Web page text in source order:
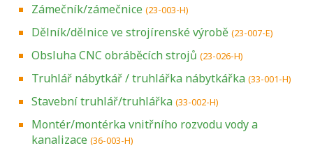
Zámečník/zámečnice (23-003-H)
Dělník/dělnice ve strojírenské výrobě (23-007-E)
Obsluha CNC obráběcích strojů (23-026-H)
Truhlář nábytkář / truhlářka nábytkářka (33-001-H)
Stavební truhlář/truhlářka (33-002-H)
Montér/montérka vnitřního rozvodu vody a
kanalizace (36-003-H)